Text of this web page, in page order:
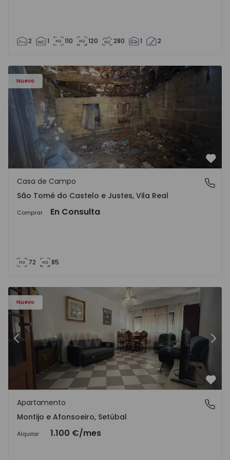
2 1 110 120 280 1 2
Nuevo
Casa Vila Real, São Tomé do Castelo e Justes - 1575189 - 1
São Tomé do Castelo e Justes, Vila Real
Casa de Campo
São Tomé do Castelo e Justes, Vila Real
Comprar En Consulta
72 85
Nuevo
- 1
Apartamento T2 Montijo, Montijo e Afonsoeiro -
Anterior
Montijo e Afonsoeiro, Setúbal
Apartamento
Montijo e Afonsoeiro, Setúbal
Alquilar 1.100 €/mes